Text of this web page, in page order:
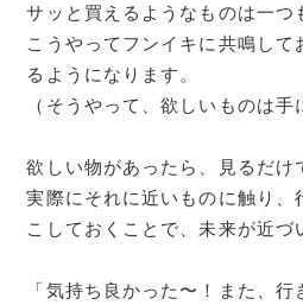
サッと買えるようなものは一つ
こうやってフンイキに共鳴して
るようになります。
（そうやって、欲しいものは手
欲しい物があったら、見るだけ
実際にそれに近いものに触り、
こしておくことで、未来が近づ
「気持ち良かった〜！また、行